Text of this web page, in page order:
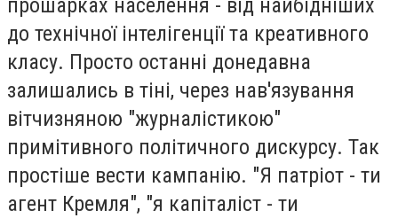
до технічної інтелігенції та креативного
класу. Просто останні донедавна
залишались в тіні, через нав'язування
вітчизняною "журналістикою"
примітивного політичного дискурсу. Так
простіше вести кампанію. "Я патріот - ти
агент Кремля", "я капіталіст - ти